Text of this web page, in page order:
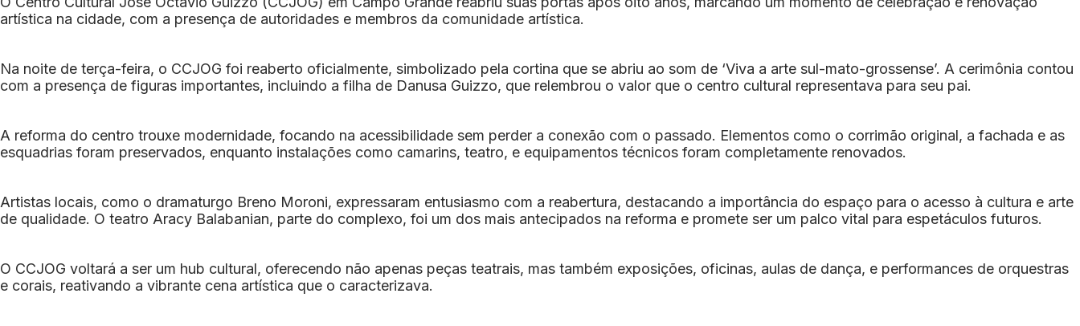
artística na cidade, com a presença de autoridades e membros da comunidade artística.
Na noite de terça-feira, o CCJOG foi reaberto oficialmente, simbolizado pela cortina que se abriu ao som de ‘Viva a arte sul-mato-grossense’. A cerimônia contou
com a presença de figuras importantes, incluindo a filha de Danusa Guizzo, que relembrou o valor que o centro cultural representava para seu pai.
A reforma do centro trouxe modernidade, focando na acessibilidade sem perder a conexão com o passado. Elementos como o corrimão original, a fachada e as
esquadrias foram preservados, enquanto instalações como camarins, teatro, e equipamentos técnicos foram completamente renovados.
Artistas locais, como o dramaturgo Breno Moroni, expressaram entusiasmo com a reabertura, destacando a importância do espaço para o acesso à cultura e arte
de qualidade. O teatro Aracy Balabanian, parte do complexo, foi um dos mais antecipados na reforma e promete ser um palco vital para espetáculos futuros.
O CCJOG voltará a ser um hub cultural, oferecendo não apenas peças teatrais, mas também exposições, oficinas, aulas de dança, e performances de orquestras
e corais, reativando a vibrante cena artística que o caracterizava.